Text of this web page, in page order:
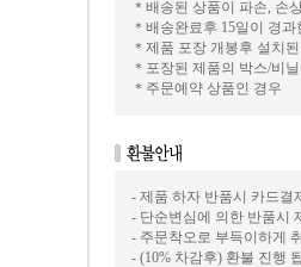
＊배송된 상품이 파손, 손
＊배송완료후 15일이 경과
＊제품 포장 개봉후 설치
＊포장된 제품의 박스/비
＊주문예약 상품인 경우
- 제품 하자 반품시 카드결
- 단순변심에 의한 반품시
- 주문착오로 부득이하게
- (10% 차감후) 환불 진행